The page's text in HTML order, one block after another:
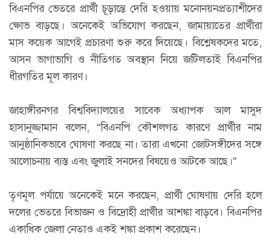
বিএনপির ভেতরে প্রার্থী চূড়ান্তে দেরি হওয়ায় মনোনয়নপ্রত্যাশীদের
ক্ষোভ বাড়ছে। অনেকেই অভিযোগ করছেন, জামায়াতের প্রার্থীরা
মাস কয়েক আগেই প্রচারণা শুরু করে দিয়েছে। বিশ্লেষকদের মতে,
আসন ভাগাভাগি ও নীতিগত অবস্থান নিয়ে জটিলতাই বিএনপির
ধীরগতির মূল কারণ।
জাহাঙ্গীরনগর বিশ্ববিদ্যালয়ের সাবেক অধ্যাপক আল মাসুদ
হাসানুজ্জামান বলেন, “বিএনপি কৌশলগত কারণে প্রার্থীর নাম
আনুষ্ঠানিকভাবে ঘোষণা করছে না। তারা এখনো জোটসঙ্গীদের সঙ্গে
আলোচনায় ব্যস্ত এবং জুলাই সনদের বিষয়েও আটকে আছে।”
তৃণমূল পর্যায়ে অনেকেই মনে করছেন, প্রার্থী ঘোষণায় দেরি হলে
দলের ভেতরে বিভাজন ও বিদ্রোহী প্রার্থীর আশঙ্কা বাড়বে। বিএনপির
একাধিক জেলা নেতাও একই শঙ্কা প্রকাশ করেছেন।